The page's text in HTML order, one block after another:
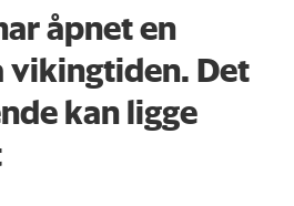
åpnet en
vikingtiden. Det
kan ligge